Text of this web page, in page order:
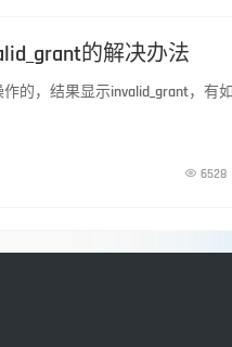
的解决办法
的，结果显示invalid_grant，有
 6528